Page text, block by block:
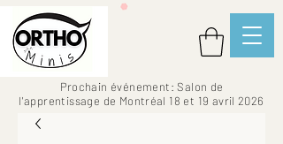
Prochain événement: Salon de
l'apprentissage de Montréal 18 et 19 avril 2026